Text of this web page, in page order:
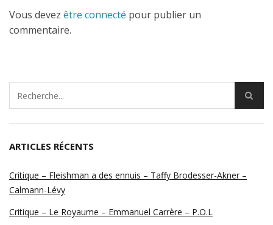
Vous devez être connecté pour publier un
commentaire.
ARTICLES RÉCENTS
Critique – Fleishman a des ennuis – Taffy Brodesser-Akner –
Calmann-Lévy
Critique – Le Royaume – Emmanuel Carrère – P.O.L